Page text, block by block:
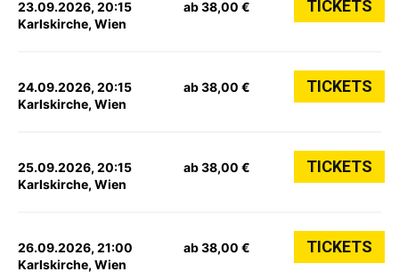
23.09.2026, 20:15
Karlskirche, Wien
ab 38,00 € TICKETS
24.09.2026, 20:15
Karlskirche, Wien
ab 38,00 € TICKETS
25.09.2026, 20:15
Karlskirche, Wien
ab 38,00 € TICKETS
26.09.2026, 21:00
Karlskirche, Wien
ab 38,00 € TICKETS